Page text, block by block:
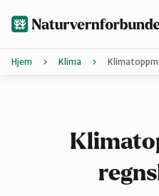
Finn ditt lokallag
Hjem Klima